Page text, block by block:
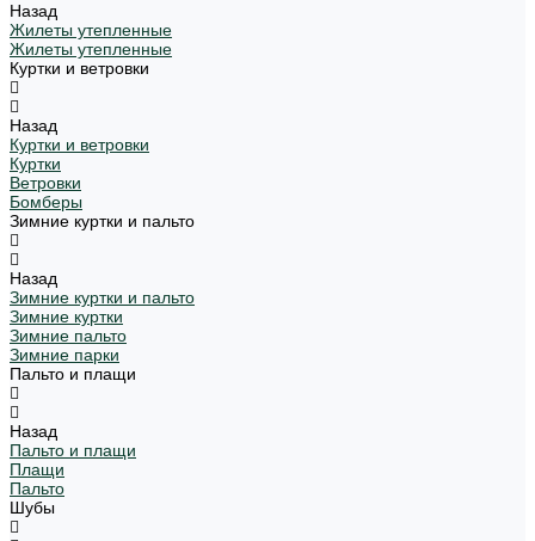
Назад
Жилеты утепленные
Жилеты утепленные
Куртки и ветровки
Назад
Куртки и ветровки
Куртки
Ветровки
Бомберы
Зимние куртки и пальто
Назад
Зимние куртки и пальто
Зимние куртки
Зимние пальто
Зимние парки
Пальто и плащи
Назад
Пальто и плащи
Плащи
Пальто
Шубы